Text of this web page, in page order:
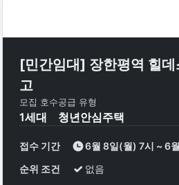
[민간임대] 장한평역 힐
고
모집 호수
1세대
공급 유형
청년안심주택
접수 기간
6월 8일(월) 7시 ~ 6
순위 조건
없음